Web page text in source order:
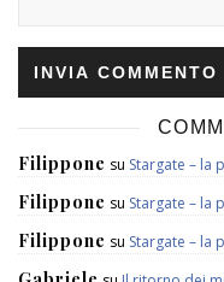
Filippone su Stargate – la
Filippone su Stargate – la
Filippone su Stargate – la